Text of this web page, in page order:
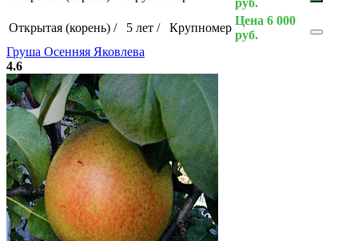
руб.
Открытая (корень) / 5 лет / Крупномер
Цена 6 000
руб.
Груша Осенняя Яковлева
4.6